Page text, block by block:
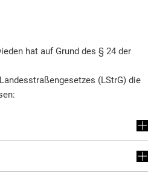
Beiträge
hat auf Grund des § 24 der
(LStrG) die